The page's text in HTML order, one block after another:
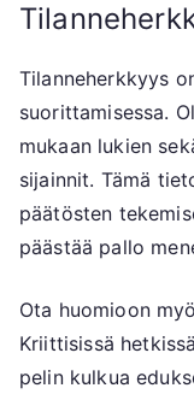
Tilanneherkkyys
suorittamisessa.
mukaan lukien
sijainnit. Tämä
päätösten
päästää pallo
Ota huomioon
Kriittisissä
pelin kulkua